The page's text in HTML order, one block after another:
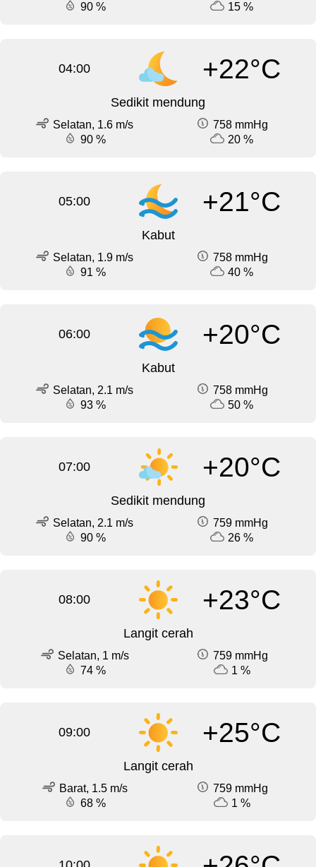
90 %
15 %
04:00 +22°C
Sedikit mendung
Selatan, 1.6 m/s
758 mmHg
90 %
20 %
05:00 +21°C
Kabut
Selatan, 1.9 m/s
758 mmHg
91 %
40 %
06:00 +20°C
Kabut
Selatan, 2.1 m/s
758 mmHg
93 %
50 %
07:00 +20°C
Sedikit mendung
Selatan, 2.1 m/s
759 mmHg
90 %
26 %
08:00 +23°C
Langit cerah
Selatan, 1 m/s
759 mmHg
74 %
1 %
09:00 +25°C
Langit cerah
Barat, 1.5 m/s
759 mmHg
68 %
1 %